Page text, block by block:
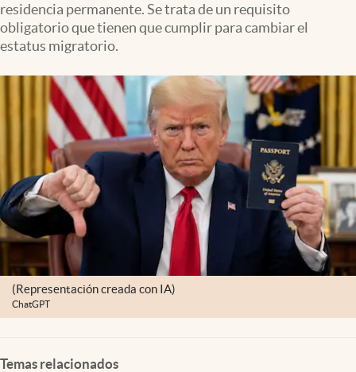
Espiritualidad
Mediakit
abre en nueva pestaña
México
residencia permanente. Se trata de un requisito
obligatorio que tienen que cumplir para cambiar el
estatus migratorio.
(Representación creada con IA)
ChatGPT
Temas relacionados